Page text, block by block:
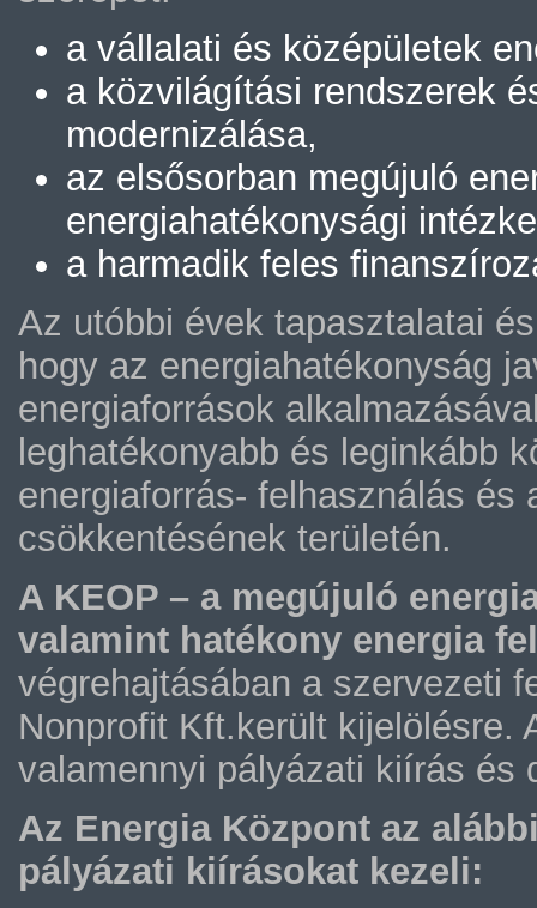
a vállalati és középületek
a közvilágítási rendszerek
modernizálása,
az elsősorban megújuló
energiahatékonysági
a harmadik feles
Az utóbbi évek tapasztalatai
hogy az energiahatékonyság
energiaforrások
leghatékonyabb és leginkább
energiaforrás- felhasználás és
csökkentésének területén.
A KEOP – a megújuló
valamint hatékony energia
végrehajtásában a szervezeti
Nonprofit Kft.került kijelölésre.
valamennyi pályázati kiírás és
Az Energia Központ az
pályázati kiírásokat kezeli: